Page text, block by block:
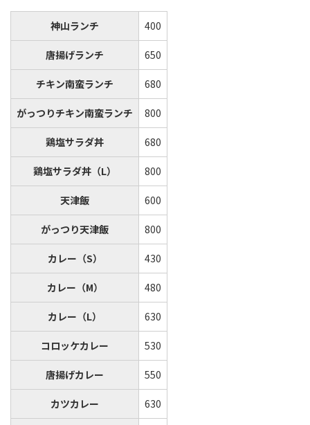
神山ランチ 400
唐揚げランチ 650
チキン南蛮ランチ 680
がっつりチキン南蛮ランチ 800
鶏塩サラダ丼 680
鶏塩サラダ丼（L） 800
天津飯 600
がっつり天津飯 800
カレー（S） 430
カレー（M） 480
カレー（L） 630
コロッケカレー 530
唐揚げカレー 550
カツカレー 630